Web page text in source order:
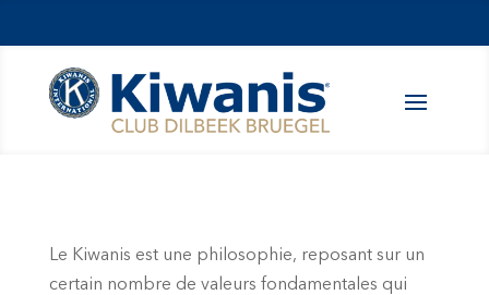
Le Kiwanis est une philosophie, reposant sur un
certain nombre de valeurs fondamentales qui